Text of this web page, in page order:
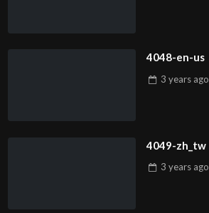
4048-en-us
3 years ago
4049-zh_tw
3 years ago